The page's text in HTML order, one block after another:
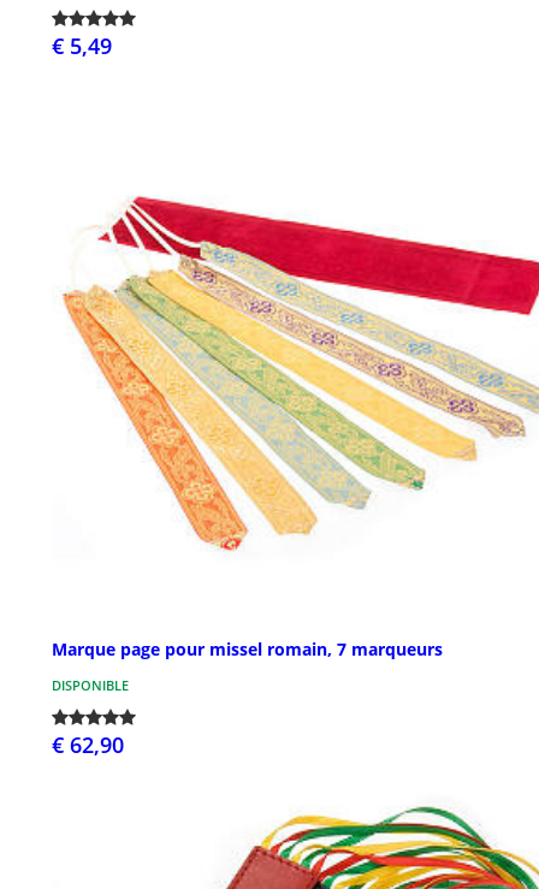
€ 5,49
Marque page pour missel romain, 7 marqueurs
DISPONIBLE
€ 62,90